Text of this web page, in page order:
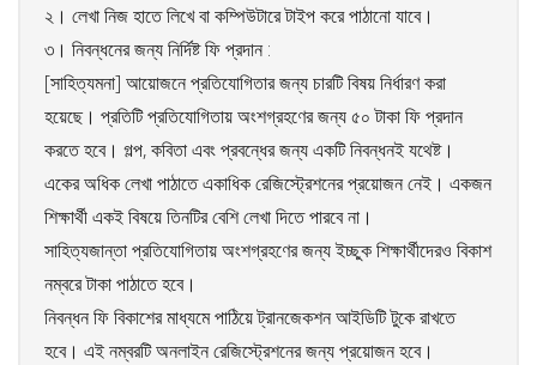
২। লেখা নিজ হাতে লিখে বা কম্পিউটারে টাইপ করে পাঠানো যাবে।
৩। নিবন্ধনের জন্য নির্দিষ্ট ফি প্রদান :
[সাহিত্যমনা] আয়োজনে প্রতিযোগিতার জন্য চারটি বিষয় নির্ধারণ করা
হয়েছে। প্রতিটি প্রতিযোগিতায় অংশগ্রহণের জন্য ৫০ টাকা ফি প্রদান
করতে হবে। গল্প, কবিতা এবং প্রবন্ধের জন্য একটি নিবন্ধনই যথেষ্ট।
একের অধিক লেখা পাঠাতে একাধিক রেজিস্ট্রেশনের প্রয়োজন নেই। একজন
শিক্ষার্থী একই বিষয়ে তিনটির বেশি লেখা দিতে পারবে না।
সাহিত্যজান্তা প্রতিযোগিতায় অংশগ্রহণের জন্য ইচ্ছুক শিক্ষার্থীদেরও বিকাশ
নম্বরে টাকা পাঠাতে হবে।
নিবন্ধন ফি বিকাশের মাধ্যমে পাঠিয়ে ট্রানজেকশন আইডিটি টুকে রাখতে
হবে। এই নম্বরটি অনলাইন রেজিস্ট্রেশনের জন্য প্রয়োজন হবে।